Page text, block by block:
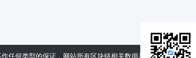
任何类型的保证，网站所有区块链相关数据与资料仅供用